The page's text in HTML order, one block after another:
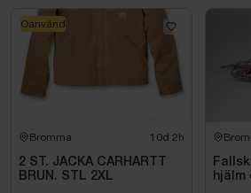
Bromma 10d 2h
2 ST. JACKA CARHARTT
BRUN. STL 2XL
Oanvänd
hjälm